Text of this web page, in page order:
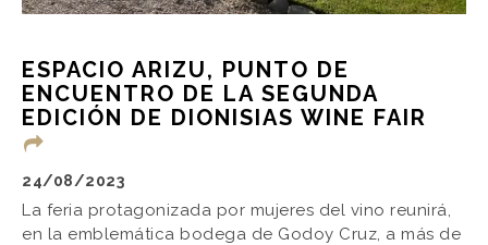
ESPACIO ARIZU, PUNTO DE
ENCUENTRO DE LA SEGUNDA
EDICIÓN DE DIONISIAS WINE FAIR
24/08/2023
La feria protagonizada por mujeres del vino reunirá,
en la emblemática bodega de Godoy Cruz, a más de